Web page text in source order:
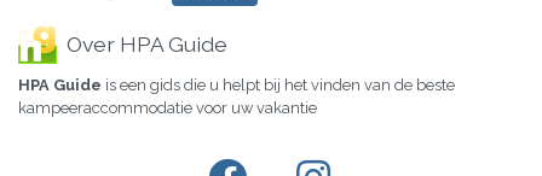
Over HPA Guide
HPA Guide is een gids die u helpt bij het vinden van de beste
kampeeraccommodatie voor uw vakantie